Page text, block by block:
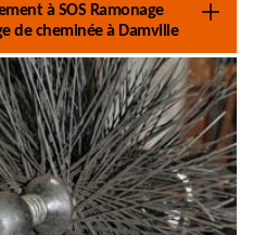
à SOS Ramonage
de cheminée à Damville